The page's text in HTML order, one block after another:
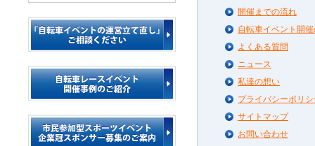
開催までの流れ
自転車イベント開
よくある質問
ニュース
私達の想い
プライバシーポリ
サイトマップ
お問い合わせ